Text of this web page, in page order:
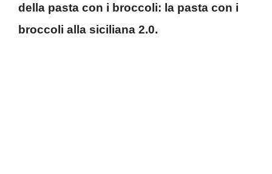
della pasta con i broccoli: la pasta con i
broccoli alla siciliana 2.0.